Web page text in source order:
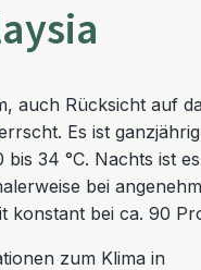
auch Rücksicht auf
Es ist
34 °C. Nachts ist
bei
konstant bei ca. 90
zum Klima in